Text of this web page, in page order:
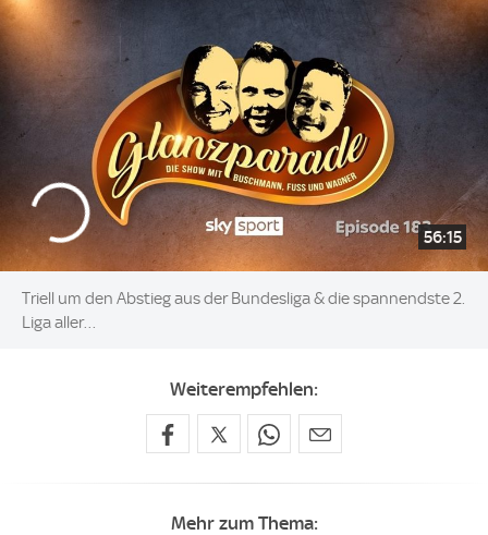
56:15
Triell um den Abstieg aus der Bundesliga & die spannendste 2.
Liga aller…
Weiterempfehlen:
Mehr zum Thema: